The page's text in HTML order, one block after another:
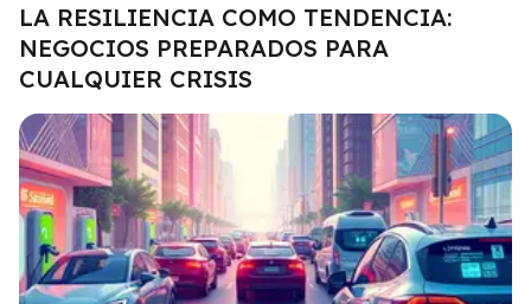
LA RESILIENCIA COMO TENDENCIA:
NEGOCIOS PREPARADOS PARA
CUALQUIER CRISIS